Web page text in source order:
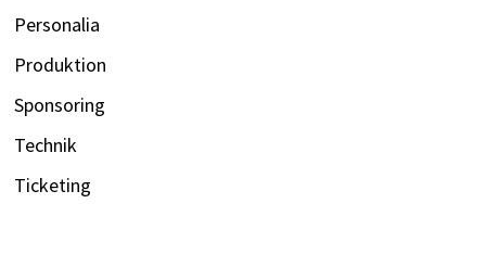
Personalia
Produktion
Sponsoring
Technik
Ticketing